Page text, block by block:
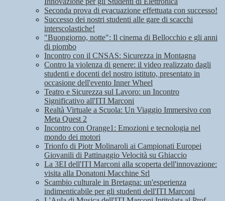
Seconda prova di evacuazione effettuata con successo!
Successo dei nostri studenti alle gare di scacchi
interscolastiche!
"Buongiorno, notte": Il cinema di Bellocchio e gli anni
di piombo
Incontro con il CNSAS: Sicurezza in Montagna
Contro la violenza di genere: il video realizzato dagli
studenti e docenti del nostro istituto, presentato in
occasione dell'evento Inner Wheel
Teatro e Sicurezza sul Lavoro: un Incontro
Significativo all'ITI Marconi
Realtà Virtuale a Scuola: Un Viaggio Immersivo con
Meta Quest 2
Incontro con Orange1: Emozioni e tecnologia nel
mondo dei motori
Trionfo di Piotr Molinaroli ai Campionati Europei
Giovanili di Pattinaggio Velocità su Ghiaccio
La 3EI dell'ITI Marconi alla scoperta dell'innovazione:
visita alla Donatoni Macchine Srl
Scambio culturale in Bretagna: un'esperienza
indimenticabile per gli studenti dell'ITI Marconi